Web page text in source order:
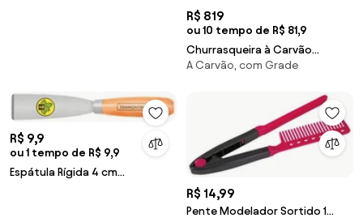
R$ 819
ou 10 tempo de R$ 81,9
Churrasqueira à Carvão
Tramontina TCP 400 em Aço
A Carvão, com Grade
R$ 9,9
ou 1 tempo de R$ 9,9
Espátula Rígida 4 cm
R$ 14,99
Pente Modelador Sortido 1